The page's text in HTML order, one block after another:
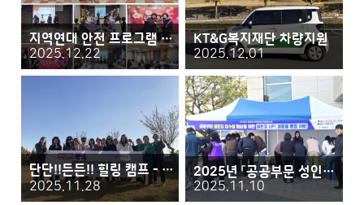
지역연대 안전 프로그램 운영사업 성과보고회
2025.12.22
KT&G복지재단 차량지원
2025.12.01
단단!!든든!! 힐링 캠프 - 한마음 여섯 빛깔 함께 해 休
2025.11.28
2025년 「공공부문 성인지 감수성」 설문조사
2025.11.10